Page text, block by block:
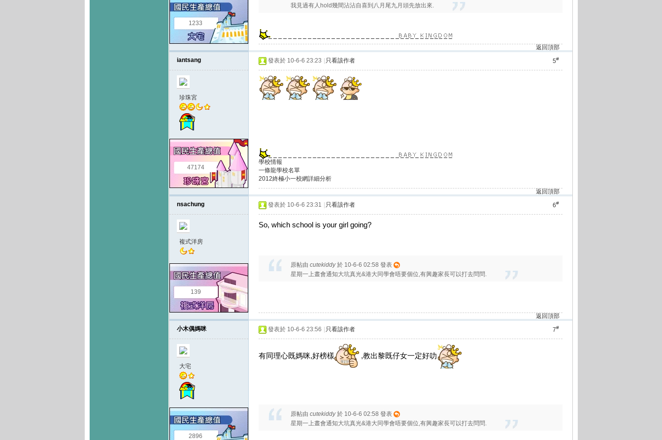
1233
我見過有人hold幾間沾沾自喜到八月尾九月頭先放出來.
返回頂部
iantsang
珍珠宮
47174
5#
發表於 10-6-6 23:23 只看該作者
學校情報
一條龍學校名單
2012終極小一校網詳細分析
返回頂部
nsachung
複式洋房
139
6#
發表於 10-6-6 23:31 只看該作者
So, which school is your girl going?
原帖由 cutekiddy於 10-6-6 02:58 發表
星期一上晝會通知大坑真光&港大同學會唔要個位,有興趣家長可以打去問問.
返回頂部
小木偶媽咪
大宅
2896
7#
發表於 10-6-6 23:56 只看該作者
有同理心既媽咪,好榜樣 ,教出黎既仔女一定好叻
原帖由 cutekiddy於 10-6-6 02:58 發表
星期一上晝會通知大坑真光&港大同學會唔要個位,有興趣家長可以打去問問.